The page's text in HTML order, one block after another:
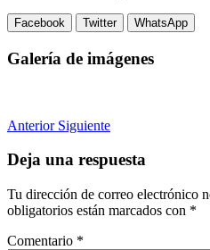
Facebook Twitter WhatsApp
Galería de imágenes
Anterior Siguiente
Deja una respuesta
Tu dirección de correo electrónico
obligatorios están marcados con *
Comentario *